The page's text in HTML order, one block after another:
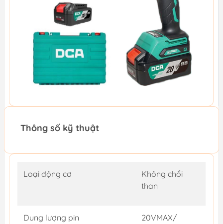
Thông số kỹ thuật
Loại động cơ
Không chổi
than
Dung lượng pin
20VMAX/